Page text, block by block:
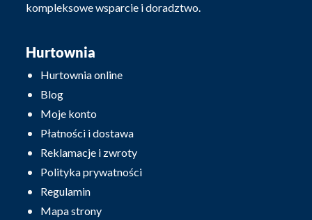
kompleksowe wsparcie i doradztwo.
Hurtownia
Hurtownia online
Blog
Moje konto
Płatności i dostawa
Reklamacje i zwroty
Polityka prywatności
Regulamin
Mapa strony